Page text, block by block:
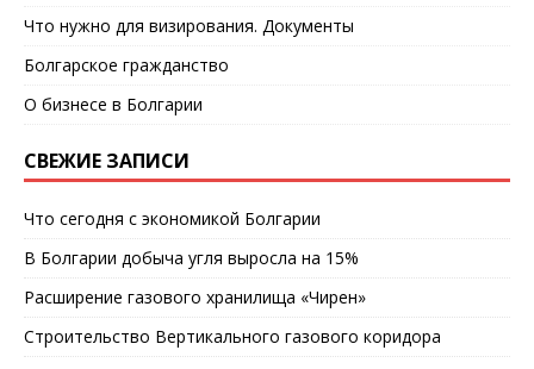
Что нужно для визирования. Документы
Болгарское гражданство
О бизнесе в Болгарии
СВЕЖИЕ ЗАПИСИ
Что сегодня с экономикой Болгарии
В Болгарии добыча угля выросла на 15%
Расширение газового хранилища «Чирен»
Строительство Вертикального газового коридора